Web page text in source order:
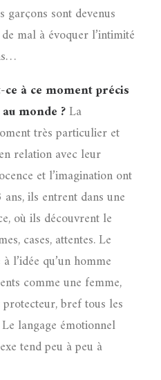
sont devenus
mal à évoquer l’intimité
à ce moment précis
monde ?La
très particulier et
relation avec leur
et l’imagination ont
ils entrent dans une
où ils découvrent le
cases, attentes. Le
l’idée qu’un homme
comme une femme,
bref tous les
langage émotionnel
tend peu à peu à